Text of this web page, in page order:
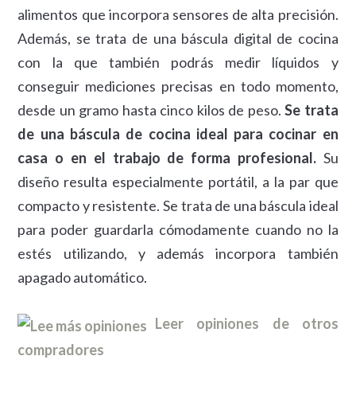
alimentos que incorpora sensores de alta precisión.
Además, se trata de una báscula digital de cocina
con la que también podrás medir líquidos y
conseguir mediciones precisas en todo momento,
desde un gramo hasta cinco kilos de peso.Se trata
de una báscula de cocina ideal para cocinar en
casa o en el trabajo de forma profesional. Su
diseño resulta especialmente portátil, a la par que
compacto y resistente. Se trata de una báscula ideal
para poder guardarla cómodamente cuando no la
estés utilizando, y además incorpora también
apagado automático.
Leer opiniones de otros
compradores